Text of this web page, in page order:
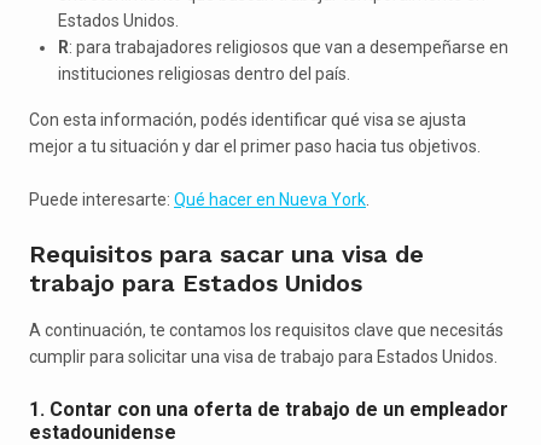
Estados Unidos.
R: para trabajadores religiosos que van a desempeñarse en
instituciones religiosas dentro del país.
Con esta información, podés identificar qué visa se ajusta
mejor a tu situación y dar el primer paso hacia tus objetivos.
Puede interesarte: Qué hacer en Nueva York
Requisitos para sacar una visa de
trabajo para Estados Unidos
A continuación, te contamos los requisitos clave que necesitás
cumplir para solicitar una visa de trabajo para Estados Unidos.
1. Contar con una oferta de trabajo de un empleador
estadounidense